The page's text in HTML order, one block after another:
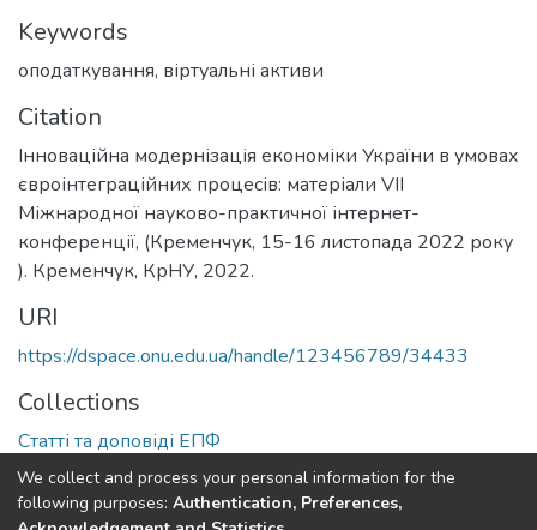
Keywords
оподаткування, віртуальні активи
Citation
Інноваційна модернізація економіки України в умовах
євроінтеграційних процесів: матеріали VІІ
Міжнародної науково-практичної інтернет-
конференції, (Кременчук, 15-16 листопада 2022 року
). Кременчук, КрНУ, 2022.
URI
https://dspace.onu.edu.ua/handle/123456789/34433
Collections
Статті та доповіді ЕПФ
Full item page
We collect and process your personal information for the
following purposes: Authentication, Preferences,